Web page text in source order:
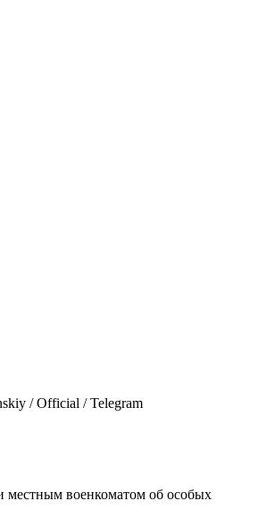
/ Оfficiаl / Telegram
местным военкоматом об особых